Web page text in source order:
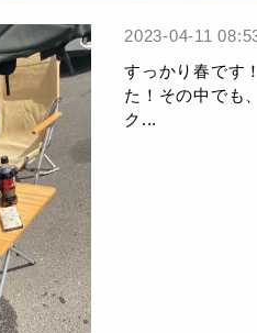
2023-04-11
すっかり春です
た！その中でも
ク...